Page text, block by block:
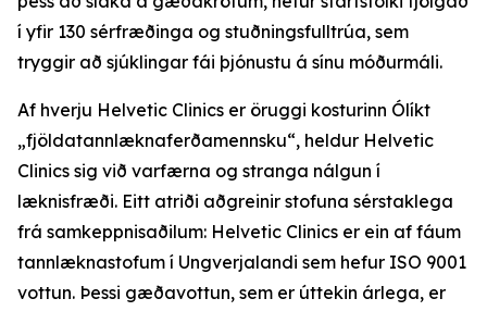
í yfir 130 sérfræðinga og stuðningsfulltrúa, sem
tryggir að sjúklingar fái þjónustu á sínu móðurmáli.
Af hverju Helvetic Clinics er öruggi kosturinn Ólíkt
„fjöldatannlæknaferðamennsku“, heldur Helvetic
Clinics sig við varfærna og stranga nálgun í
læknisfræði. Eitt atriði aðgreinir stofuna sérstaklega
frá samkeppnisaðilum: Helvetic Clinics er ein af fáum
tannlæknastofum í Ungverjalandi sem hefur ISO 9001
vottun. Þessi gæðavottun, sem er úttekin árlega, er